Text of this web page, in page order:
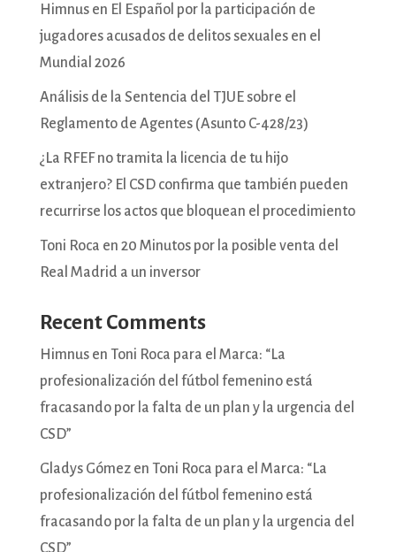
Himnus en El Español por la participación de
jugadores acusados de delitos sexuales en el
Mundial 2026
Análisis de la Sentencia del TJUE sobre el
Reglamento de Agentes (Asunto C-428/23)
¿La RFEF no tramita la licencia de tu hijo
extranjero? El CSD confirma que también pueden
recurrirse los actos que bloquean el procedimiento
Toni Roca en 20 Minutos por la posible venta del
Real Madrid a un inversor
Recent Comments
Himnusen Toni Roca para el Marca: “La
profesionalización del fútbol femenino está
fracasando por la falta de un plan y la urgencia del
CSD”
Gladys Gómezen Toni Roca para el Marca: “La
profesionalización del fútbol femenino está
fracasando por la falta de un plan y la urgencia del
CSD”